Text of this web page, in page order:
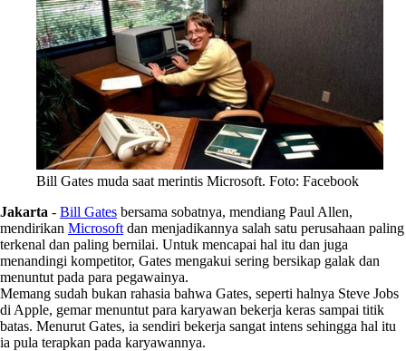
Bill Gates muda saat merintis Microsoft. Foto: Facebook
Jakarta - Bill Gates bersama sobatnya, mendiang Paul Allen,
mendirikan Microsoft dan menjadikannya salah satu perusahaan paling
terkenal dan paling bernilai. Untuk mencapai hal itu dan juga
menandingi kompetitor, Gates mengakui sering bersikap galak dan
menuntut pada para pegawainya.
Memang sudah bukan rahasia bahwa Gates, seperti halnya Steve Jobs
di Apple, gemar menuntut para karyawan bekerja keras sampai titik
batas. Menurut Gates, ia sendiri bekerja sangat intens sehingga hal itu
ia pula terapkan pada karyawannya.